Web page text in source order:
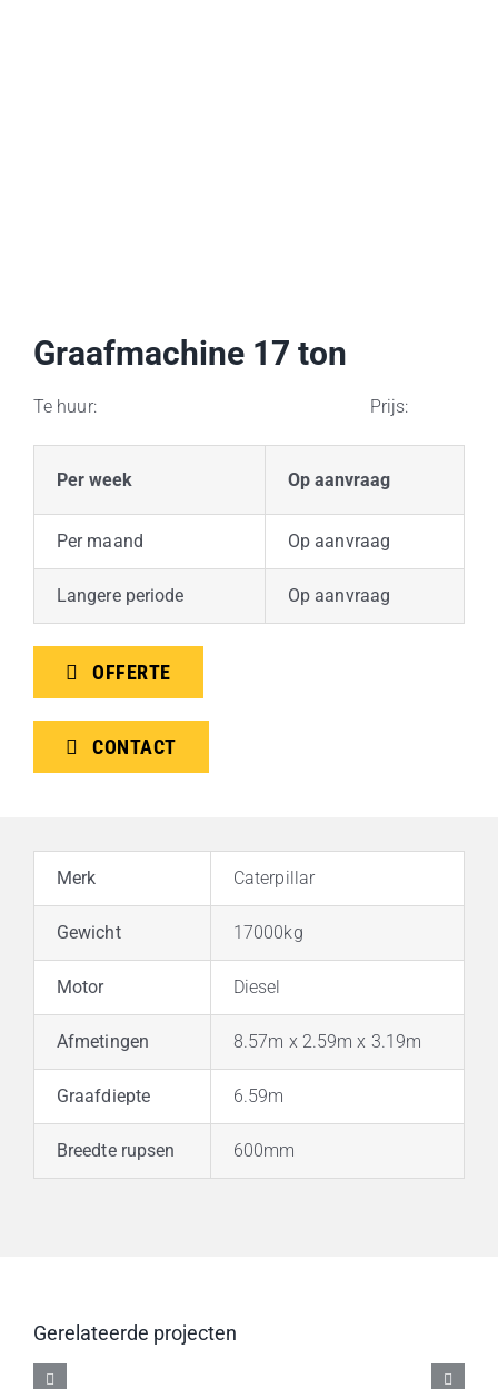
Graafmachine 17 ton
Te huur: Prijs:
Per week Op aanvraag
Per maand Op aanvraag
Langere periode Op aanvraag
OFFERTE
CONTACT
Merk Caterpillar
Gewicht 17000kg
Motor Diesel
Afmetingen 8.57m x 2.59m x 3.19m
Graafdiepte 6.59m
Breedte rupsen 600mm
Gerelateerde projectenSloopgraafmachine
Reach